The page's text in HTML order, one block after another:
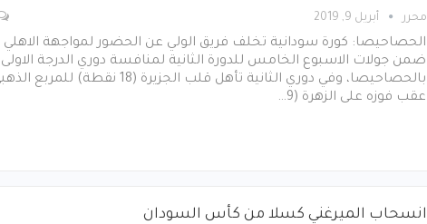
محرر أبريل 9, 2019
الحصاحيصا: كورة سودانية تخلف فريق الولي عن الحضور لمواجهة الاهلي
ضمن جولات الاسبوع الخامس للدورة الثانية لمنافسة دوري الدرجة الاولى
بالحصاحيصا، وفي دوري الثانية تأهل قلب الجزيرة (18 نقطة) للمربع
عقب فوزه على الزهرة (9…
انسحاب الميرغني كسلا من كأس السودان